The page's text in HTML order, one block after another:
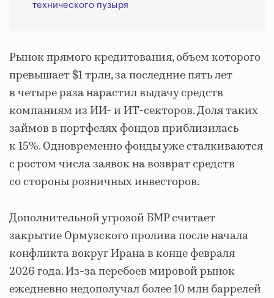
технического пузыря
Рынок прямого кредитования, объем которого
превышает $1 трлн, за последние пять лет
в четыре раза нарастил выдачу средств
компаниям из ИИ- и ИТ-секторов. Доля таких
займов в портфелях фондов приблизилась
к 15%. Одновременно фонды уже сталкиваются
с ростом числа заявок на возврат средств
со стороны розничных инвесторов.
Дополнительной угрозой БМР считает
закрытие Ормузского пролива после начала
конфликта вокруг Ирана в конце февраля
2026 года. Из-за перебоев мировой рынок
ежедневно недополучал более 10 млн баррелей